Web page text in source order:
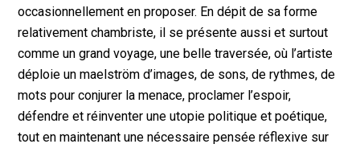
occasionnellement en proposer. En dépit de sa forme
relativement chambriste, il se présente aussi et surtout
comme un grand voyage, une belle traversée, où l’artiste
déploie un maelström d’images, de sons, de rythmes, de
mots pour conjurer la menace, proclamer l’espoir,
défendre et réinventer une utopie politique et poétique,
tout en maintenant une nécessaire pensée réflexive sur